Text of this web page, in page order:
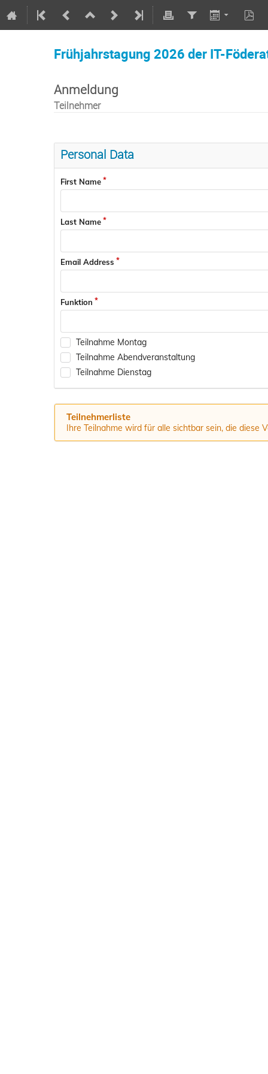
Frühjahrstagung 2026 der IT-
Anmeldung
Teilnehmer
Personal Data
First Name
Last Name
Email Address
Funktion
Teilnahme Montag
Teilnahme Abendveranstaltung
Teilnahme Dienstag
Teilnehmerliste
Ihre Teilnahme wird für alle sichtbar sein, die diese